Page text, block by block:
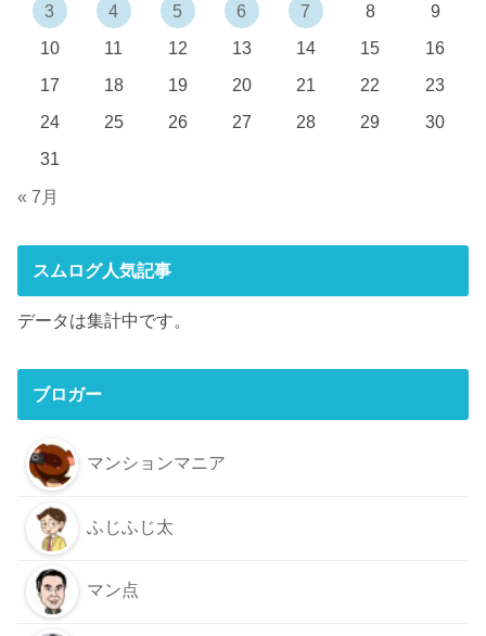
3
4 5 6 7 8
9
10
11 12 13 14 15
16
17
18 19 20 21 22
23
24
25 26 27 28 29
30
31
« 7月
スムログ人気記事
データは集計中です。
ブロガー
マンションマニア
ふじふじ太
マン点